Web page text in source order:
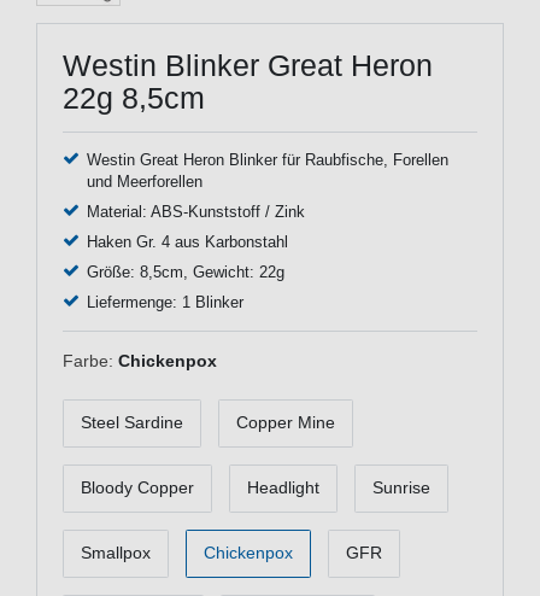
Westin Blinker Great Heron
22g 8,5cm
Westin Great Heron Blinker für Raubfische, Forellen
und Meerforellen
Material: ABS-Kunststoff / Zink
Haken Gr. 4 aus Karbonstahl
Größe: 8,5cm, Gewicht: 22g
Liefermenge: 1 Blinker
Farbe: Chickenpox
Steel Sardine Copper Mine
Bloody Copper Headlight Sunrise
Smallpox Chickenpox GFR